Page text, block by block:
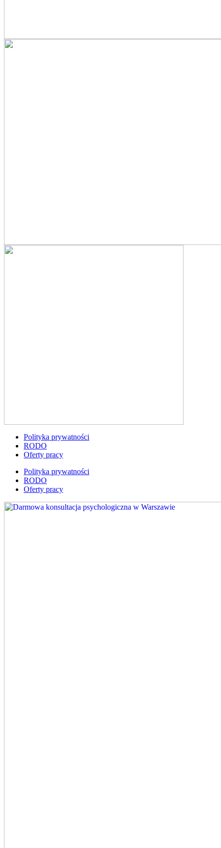
Polityka prywatności
RODO
Oferty pracy
Polityka prywatności
RODO
Oferty pracy